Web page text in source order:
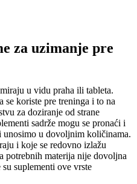
za uzimanje pre
u vidu praha ili tableta.
se koriste pre treninga i to na
za doziranje od strane
sadrže mogu se pronaći i
u dovoljnim količinama.
i koje se redovno izlažu
materija nije dovoljna
suplementi ove vrste